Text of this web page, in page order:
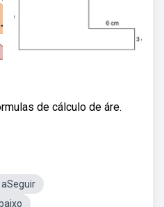
de cálculo de áre.
aSeguir